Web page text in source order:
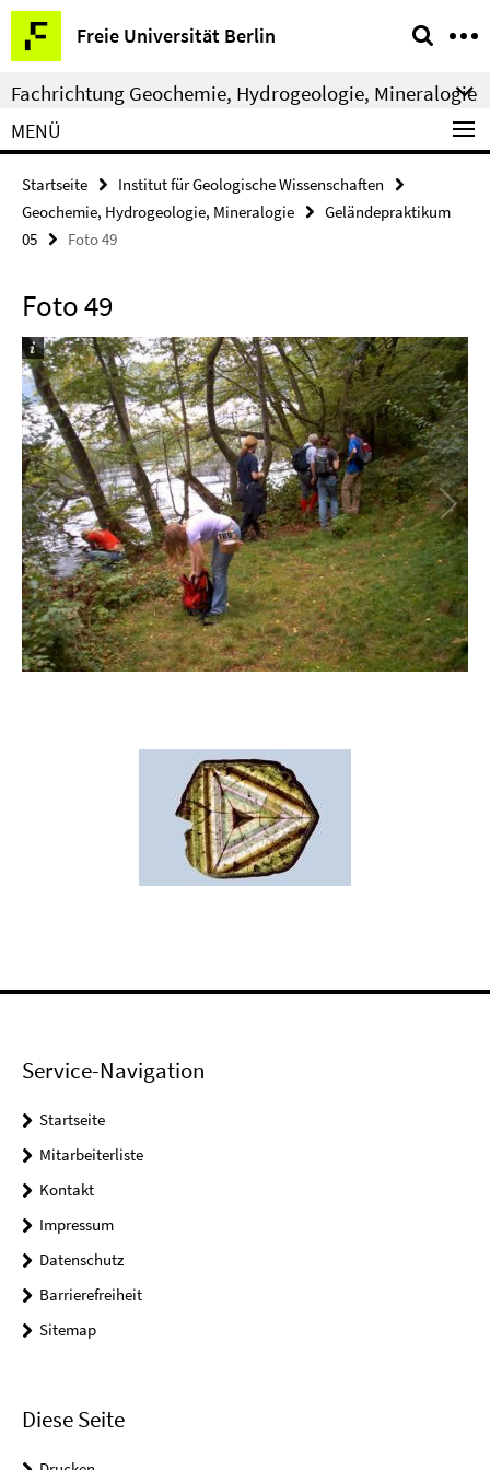
Springe
direkt
zu
Inhalt
Freie Universität Berlin
Service-
Navigation
Fachrichtung Geochemie, Hydrogeologie, Mineralogie
MENÜ
Startseite
Institut für Geologische Wissenschaften
Geochemie, Hydrogeologie, Mineralogie
Geländepraktikum
05
Foto 49
Foto 49
Service-Navigation
Startseite
Mitarbeiterliste
Kontakt
Impressum
Datenschutz
Barrierefreiheit
Sitemap
Diese Seite